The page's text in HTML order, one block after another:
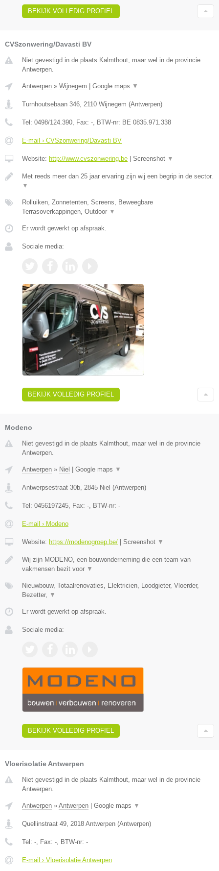
BEKIJK VOLLEDIG PROFIEL
CVSzonwering/Davasti BV
Niet gevestigd in de plaats Kalmthout, maar wel in de provincie
Antwerpen.
Antwerpen » Wijnegem Google maps ▼
Turnhoutsebaan 346, 2110 Wijnegem (Antwerpen)
Tel: 0498/124.390, Fax: -, BTW-nr: BE 0835.971.338
E-mail › CVSzonwering/Davasti BV
Website: http://www.cvszonwering.be Screenshot ▼
Met reeds meer dan 25 jaar ervaring zijn wij een begrip in de sector.
▼
Rolluiken, Zonnetenten, Screens, Beweegbare
Terrasoverkappingen, Outdoor ▼
Er wordt gewerkt op afspraak.
Sociale media:
BEKIJK VOLLEDIG PROFIEL
Modeno
Niet gevestigd in de plaats Kalmthout, maar wel in de provincie
Antwerpen.
Antwerpen » Niel Google maps ▼
Antwerpsestraat 30b 2845 Niel (Antwerpen)
Tel: 0456197245 , Fax: - , BTW-nr: -
E-mail › Modeno
Website: https://modenogroep.be/ Screenshot ▼
Wij zijn MODENO, een bouwonderneming die een team van
vakmensen bezit voor ▼
Nieuwbouw, Totaalrenovaties, Elektricien, Loodgieter, Vloerder,
Bezetter,
▼
Er wordt gewerkt op afspraak.
Sociale media:
BEKIJK VOLLEDIG PROFIEL
Vloerisolatie Antwerpen
Niet gevestigd in de plaats Kalmthout, maar wel in de provincie
Antwerpen.
Antwerpen » Antwerpen Google maps ▼
Quellinstraat 49, 2018 Antwerpen (Antwerpen)
Tel: -, Fax: -, BTW-nr: -
E-mail › Vloerisolatie Antwerpen